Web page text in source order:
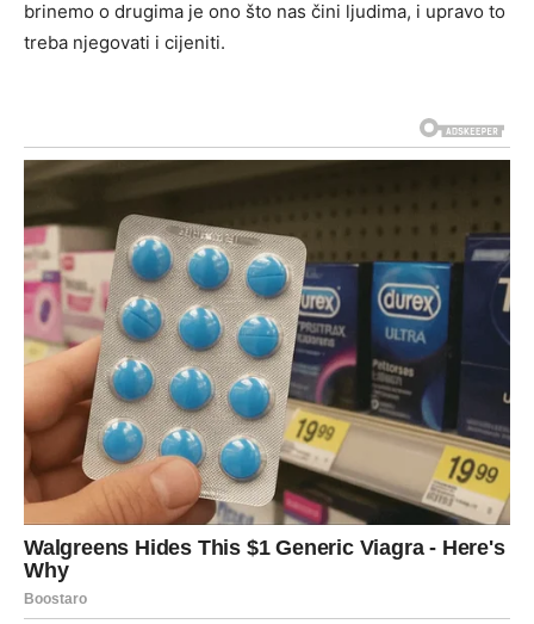
brinemo o drugima je ono što nas čini ljudima, i upravo to
treba njegovati i cijeniti.